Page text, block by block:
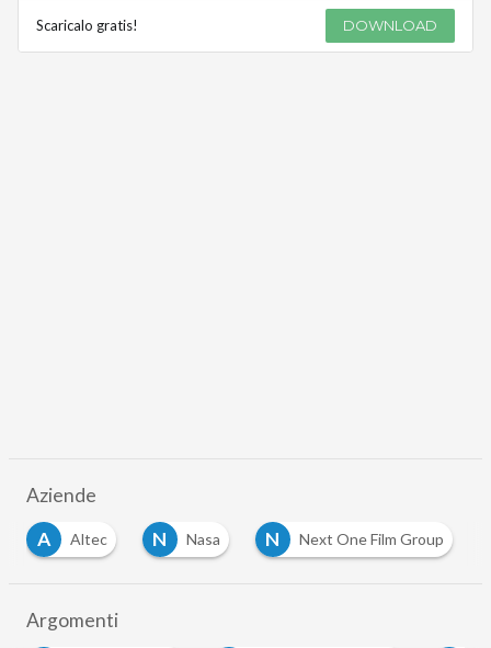
Scaricalo gratis! DOWNLOAD
Aziende
Altec N Nasa N Next One Film Group P
Argomenti